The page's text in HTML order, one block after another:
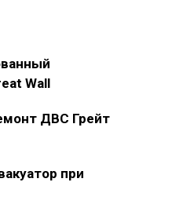
Wall
ДВС Грейт
при